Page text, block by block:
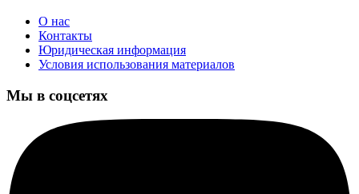
О нас
Контакты
Юридическая информация
Условия использования материалов
Мы в соцсетях